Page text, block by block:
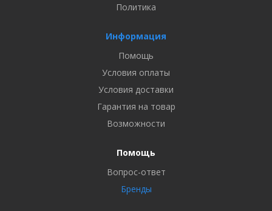
Политика
Информация
Помощь
Условия оплаты
Условия доставки
Гарантия на товар
Возможности
Помощь
Вопрос-ответ
Бренды